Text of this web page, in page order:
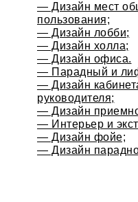
— Дизайн мест
пользования;
— Дизайн лобби;
— Дизайн холла;
— Дизайн офиса.
— Парадный и
— Дизайн
руководителя;
— Дизайн
— Интерьер и
— Дизайн фойе;
— Дизайн